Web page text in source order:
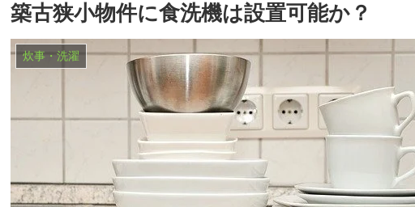
築古狭小物件に食洗機は設置可能か？
炊事・洗濯